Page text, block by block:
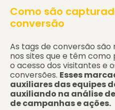
Como são
conversão
As tags de conversão
nos sites que e têm
o acesso dos visitantes e
conversões. Esses
auxiliares das equipes
auxiliando na análise
de campanhas e ações.